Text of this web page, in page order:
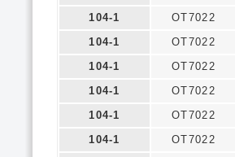
104-1
OT7022
104-1
OT7022
104-1
OT7022
104-1
OT7022
104-1
OT7022
104-1
OT7022